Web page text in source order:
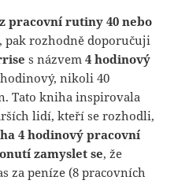
pracovní rutiny 40 nebo
, pak rozhodně doporučuji
s názvem4 hodinový
nikoli 40
Tato kniha inspirovala
lidí, kteří se rozhodli,
4 hodinový pracovní
zamyslet se, že
za peníze (8 pracovních